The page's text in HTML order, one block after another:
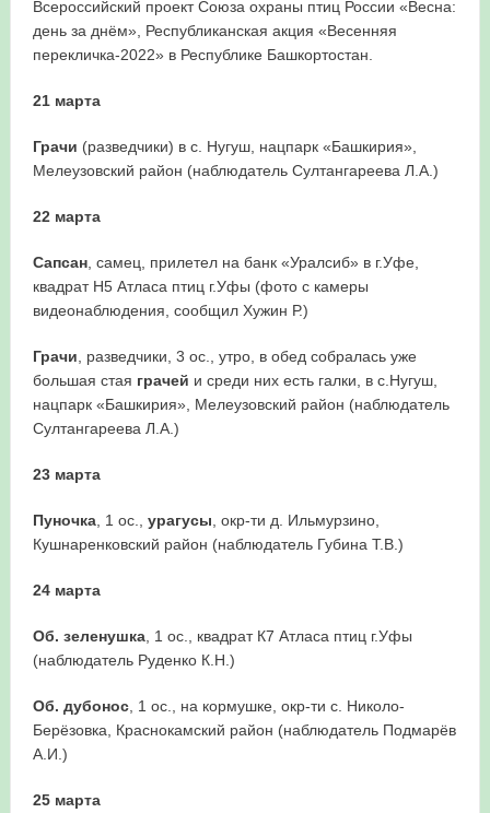
в Республике Башкортостан в 2026 году
Всероссийский проект Союза охраны птиц России «Весна:
день за днём», Республиканская акция «Весенняя
перекличка-2022» в Республике Башкортостан.
21 марта
Грачи (разведчики) в с. Нугуш, нацпарк «Башкирия»,
Мелеузовский район (наблюдатель Султангареева Л.А.)
22 марта
Сапсан, самец, прилетел на банк «Уралсиб» в г.Уфе,
квадрат Н5 Атласа птиц г.Уфы (фото с камеры
видеонаблюдения, сообщил Хужин Р.)
Грачи , разведчики, 3 ос., утро, в обед собралась уже
большая стая грачей и среди них есть галки, в с.Нугуш,
нацпарк «Башкирия», Мелеузовский район (наблюдатель
Султангареева Л.А.)
23 марта
Пуночка, 1 ос., урагусы , окр-ти д. Ильмурзино,
Кушнаренковский район (наблюдатель Губина Т.В.)
24 марта
Об. зеленушка, 1 ос., квадрат К7 Атласа птиц г.Уфы
(наблюдатель Руденко К.Н.)
Об. дубонос, 1 ос., на кормушке, окр-ти с. Николо-
Берёзовка, Краснокамский район (наблюдатель Подмарёв
А.И.)
25 марта